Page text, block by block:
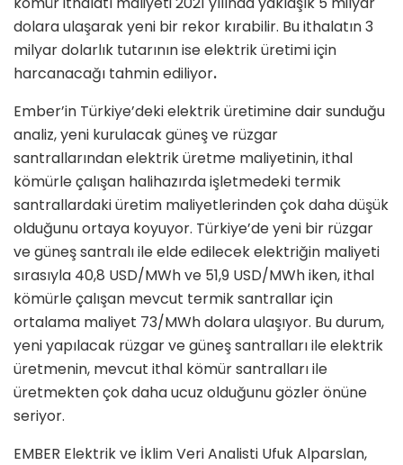
dolara ulaşarak yeni bir rekor kırabilir. Bu ithalatın 3
milyar dolarlık tutarının ise elektrik üretimi için
harcanacağı tahmin ediliyor.
Ember’in Türkiye’deki elektrik üretimine dair sunduğu
analiz, yeni kurulacak güneş ve rüzgar
santrallarından elektrik üretme maliyetinin, ithal
kömürle çalışan halihazırda işletmedeki termik
santrallardaki üretim maliyetlerinden çok daha düşük
olduğunu ortaya koyuyor. Türkiye’de yeni bir rüzgar
ve güneş santralı ile elde edilecek elektriğin maliyeti
sırasıyla 40,8 USD/MWh ve 51,9 USD/MWh iken, ithal
kömürle çalışan mevcut termik santrallar için
ortalama maliyet 73/MWh dolara ulaşıyor. Bu durum,
yeni yapılacak rüzgar ve güneş santralları ile elektrik
üretmenin, mevcut ithal kömür santralları ile
üretmekten çok daha ucuz olduğunu gözler önüne
seriyor.
EMBER Elektrik ve İklim Veri Analisti Ufuk Alparslan,